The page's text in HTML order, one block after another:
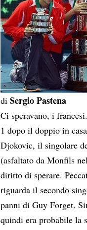
diSergio Pastena
Ci speravano, i
1 dopo il doppio in
Djokovic, il singolare
(asfaltato da Monfils
diritto di sperare.
riguarda il secondo
panni di Guy Forget.
quindi era probabile la